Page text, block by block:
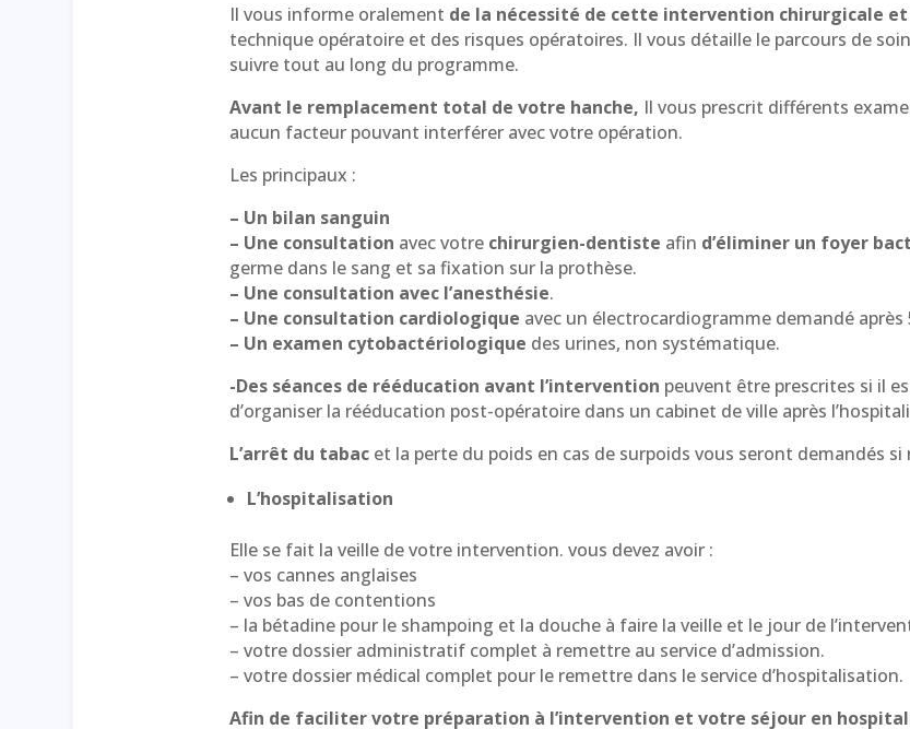
Il vous informe oralement de la nécessité de cette intervention chirurgicale et
technique opératoire et des risques opératoires. Il vous détaille le parcours de
suivre tout au long du programme.
Avant le remplacement total de votre hanche, Il vous prescrit différents
aucun facteur pouvant interférer avec votre opération.
Les principaux :
– Un bilan sanguin
– Une consultation avec votre chirurgien-dentiste afin d’éliminer un foyer
germe dans le sang et sa fixation sur la prothèse.
– Une consultation avec l’anesthésie.
– Une consultation cardiologique avec un électrocardiogramme demandé après
– Un examen cytobactériologique des urines, non systématique.
-Des séances de rééducation avant l’intervention peuvent être prescrites si il
d’organiser la rééducation post-opératoire dans un cabinet de ville après
L’arrêt du tabac et la perte du poids en cas de surpoids vous seront demandés si
L’hospitalisation
Elle se fait la veille de votre intervention. vous devez avoir :
– vos cannes anglaises
– vos bas de contentions
– la bétadine pour le shampoing et la douche à faire la veille et le jour de
– votre dossier administratif complet à remettre au service d’admission.
– votre dossier médical complet pour le remettre dans le service d’hospitalisation.
Afin de faciliter votre préparation à l’intervention et votre séjour en